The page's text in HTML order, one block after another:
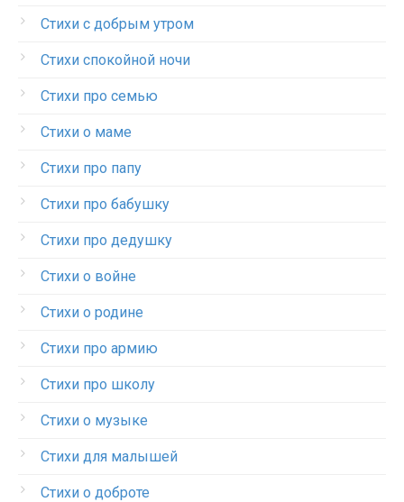
Стихи с добрым утром
Стихи спокойной ночи
Стихи про семью
Стихи о маме
Стихи про папу
Стихи про бабушку
Стихи про дедушку
Стихи о войне
Стихи о родине
Стихи про армию
Стихи про школу
Стихи о музыке
Стихи для малышей
Стихи о доброте